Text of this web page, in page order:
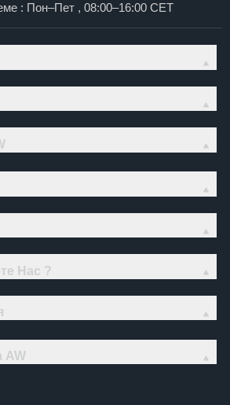
: Пон–Пет , 08:00–16:00 CET
Нас ?
AW